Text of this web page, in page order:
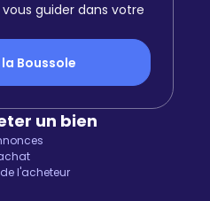
guider dans votre
Boussole
un bien
l'acheteur